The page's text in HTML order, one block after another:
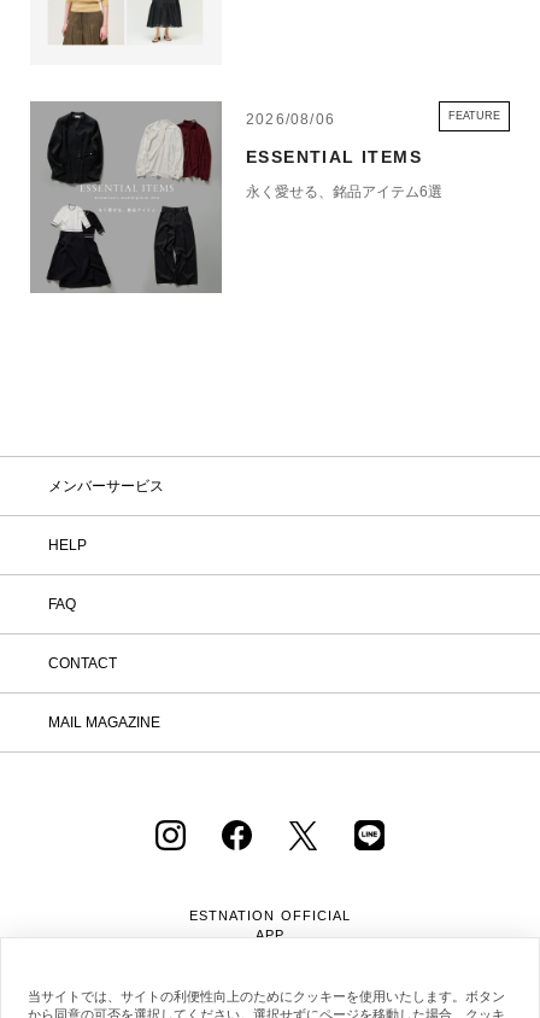
2026/08/06 FEATURE
ESSENTIAL ITEMS
永く愛せる、銘品アイテム6選
メンバーサービス
HELP
FAQ
CONTACT
MAIL MAGAZINE
ESTNATION OFFICIAL
APP
当サイトでは、サイトの利便性向上のためにクッキーを使用いたします。ボタン
から同意の可否を選択してください。選択せずにページを移動した場合、クッキ